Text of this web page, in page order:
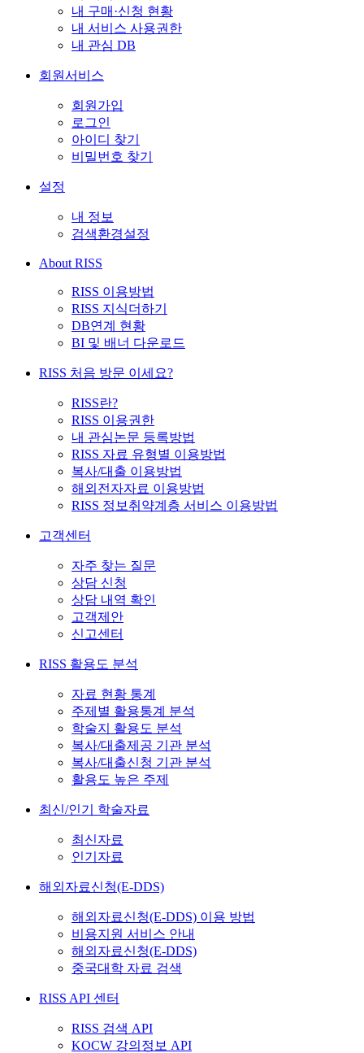
내 구매·신청 현황
내 서비스 사용권한
내 관심 DB
회원서비스
회원가입
로그인
아이디 찾기
비밀번호 찾기
설정
내 정보
검색환경설정
About RISS
RISS 이용방법
RISS 지식더하기
DB연계 현황
BI 및 배너 다운로드
RISS 처음 방문 이세요?
RISS란?
RISS 이용권한
내 관심논문 등록방법
RISS 자료 유형별 이용방법
복사/대출 이용방법
해외전자자료 이용방법
RISS 정보취약계층 서비스 이용방법
고객센터
자주 찾는 질문
상담 신청
상담 내역 확인
고객제안
신고센터
RISS 활용도 분석
자료 현황 통계
주제별 활용통계 분석
학술지 활용도 분석
복사/대출제공 기관 분석
복사/대출신청 기관 분석
활용도 높은 주제
최신/인기 학술자료
최신자료
인기자료
해외자료신청(E-DDS)
해외자료신청(E-DDS) 이용 방법
비용지원 서비스 안내
해외자료신청(E-DDS)
중국대학 자료 검색
RISS API 센터
RISS 검색 API
KOCW 강의정보 API